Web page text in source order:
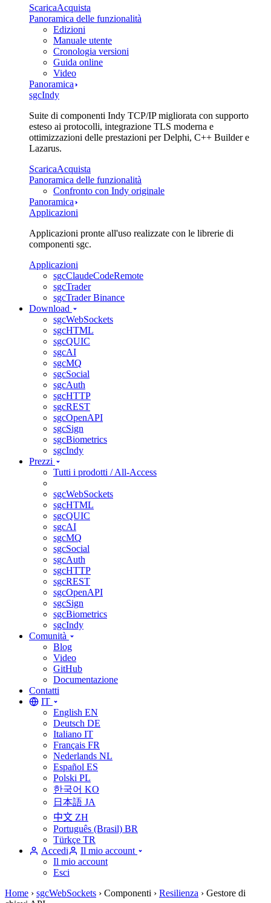
ScaricaAcquista
Panoramica delle funzionalità
Edizioni
Manuale utente
Cronologia versioni
Guida online
Video
Panoramica
sgcIndy
Suite di componenti Indy TCP/IP migliorata con supporto
esteso ai protocolli, integrazione TLS moderna e
ottimizzazioni delle prestazioni per Delphi, C++ Builder e
Lazarus.
ScaricaAcquista
Panoramica delle funzionalità
Confronto con Indy originale
Panoramica
Applicazioni
Applicazioni pronte all'uso realizzate con le librerie di
componenti sgc.
Applicazioni
sgcClaudeCodeRemote
sgcTrader
sgcTrader Binance
Download
sgcWebSockets
sgcHTML
sgcQUIC
sgcAI
sgcMQ
sgcSocial
sgcAuth
sgcHTTP
sgcREST
sgcOpenAPI
sgcSign
sgcBiometrics
sgcIndy
Prezzi
Tutti i prodotti / All-Access
sgcWebSockets
sgcHTML
sgcQUIC
sgcAI
sgcMQ
sgcSocial
sgcAuth
sgcHTTP
sgcREST
sgcOpenAPI
sgcSign
sgcBiometrics
sgcIndy
Comunità
Blog
Video
GitHub
Documentazione
Contatti
IT
English EN
Deutsch DE
Italiano IT
Français FR
Nederlands NL
Español ES
Polski PL
한국어 KO
日本語 JA
中文 ZH
Português (Brasil) BR
Türkçe TR
Accedi
Il mio account
Il mio account
Esci
Home › sgcWebSockets › Componenti › Resilienza › Gestore di